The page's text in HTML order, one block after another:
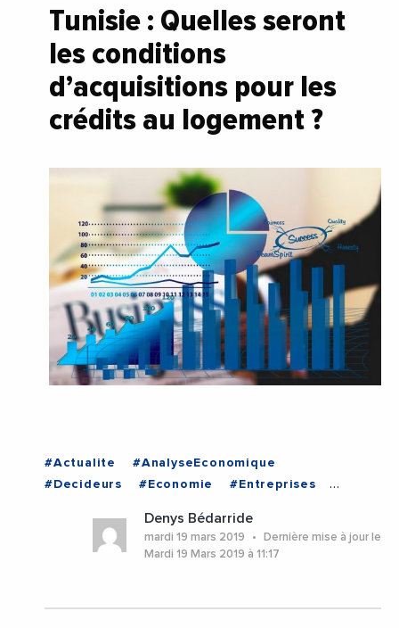
Tunisie : Quelles seront
les conditions
d’acquisitions pour les
crédits au logement ?
#Actualite
#AnalyseEconomique
#Decideurs
#Economie
#Entreprises
#TUNISIE
Denys Bédarride
mardi 19 mars 2019
Dernière mise à jour le
Mardi 19 Mars 2019 à 11:17